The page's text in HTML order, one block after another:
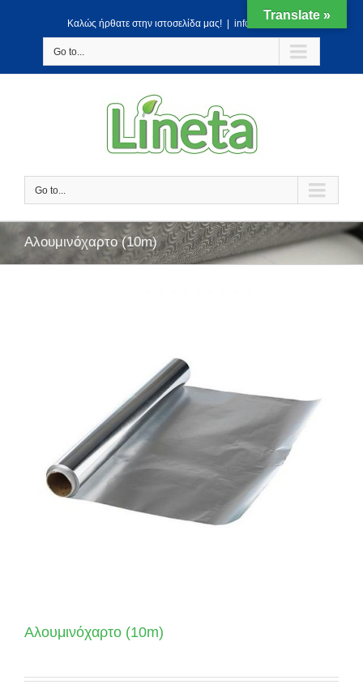
Kαλώς ήρθατε στην ιστοσελίδα μας! info@lineta.gr
Go to...
Go to...
Αλουμινόχαρτο (10m)
Αλουμινόχαρτο (10m)
Translate »